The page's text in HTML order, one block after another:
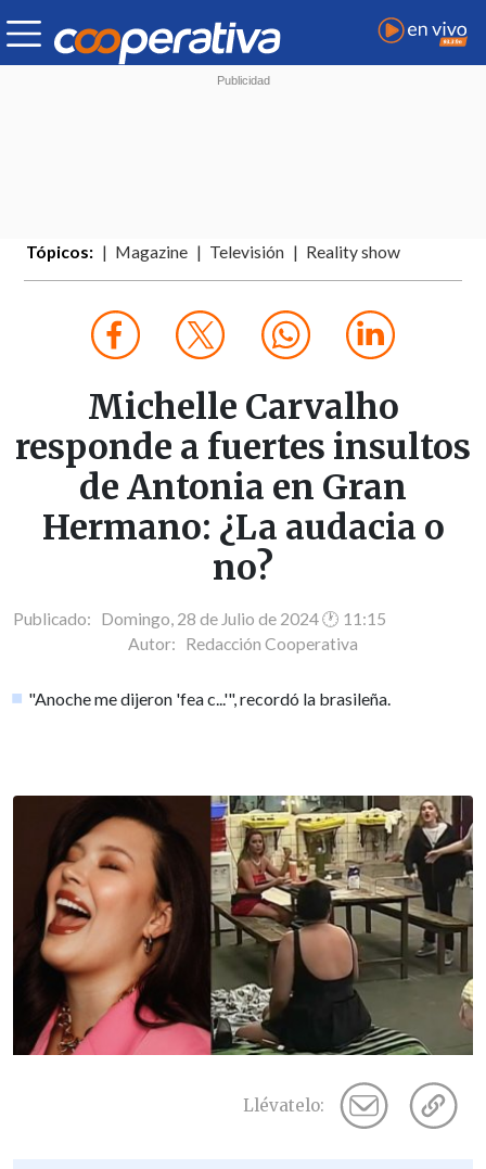
Tópicos: Magazine Televisión Reality show
Michelle Carvalho
responde a fuertes insultos
de Antonia en Gran
Hermano: ¿La audacia o
no?
Publicado: Domingo, 28 de Julio de 2024 🕐 11:15
Autor: Redacción Cooperativa
"Anoche me dijeron 'fea c...'", recordó la brasileña.
Llévatelo: